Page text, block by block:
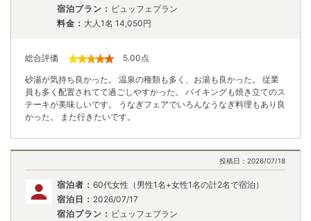
宿泊プラン： ビュッフェプラン
料金： 大人1名 14,050円
総合評価 5.00点
砂湯が気持ち良かった。 温泉の種類も多く、お湯も良かった。 従業
員も多く配置されてて過ごしやすかった。 バイキングも焼き立てのス
テーキが美味しいです。 うなぎフェアでいろんなうなぎ料理もあり良
かった。 また行きたいです。
投稿日： 2026/07/18
宿泊者： 60代女性（男性1名+女性1名の計2名で宿泊）
宿泊日： 2026/07/17
宿泊プラン： ビュッフェプラン